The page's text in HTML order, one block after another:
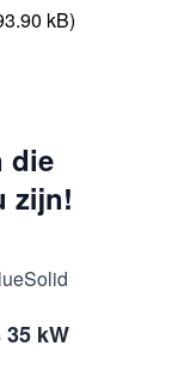
kB)
die
zijn!
kW